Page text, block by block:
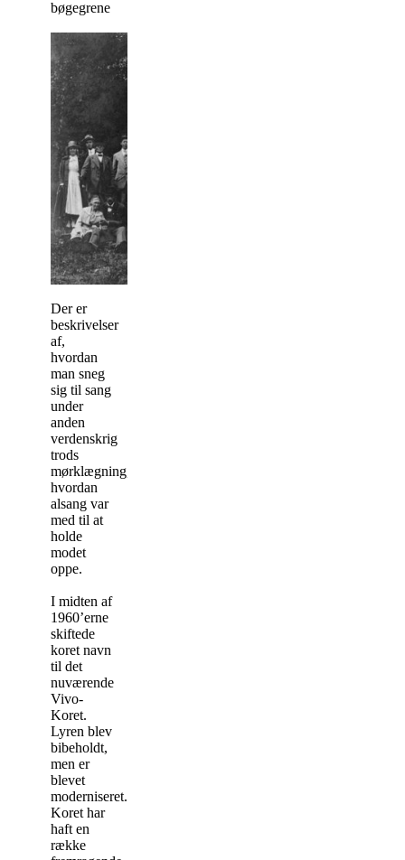
bøgegrene
Der er
beskrivelser
af,
hvordan
man sneg
sig til sang
under
anden
verdenskrig
trods
mørklægning,
hvordan
alsang var
med til at
holde
modet
oppe.
I midten af
1960’erne
skiftede
koret navn
til det
nuværende
Vivo-
Koret.
Lyren blev
bibeholdt,
men er
blevet
moderniseret.
Koret har
haft en
række